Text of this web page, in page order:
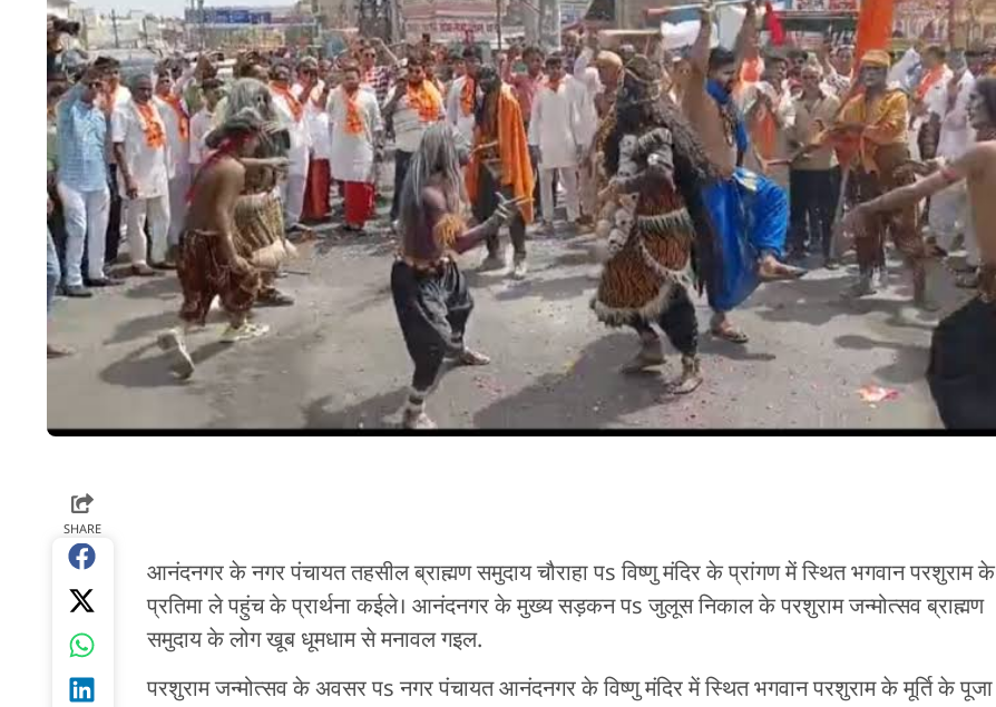
SHARE
आनंदनगर के नगर पंचायत तहसील ब्राह्मण समुदाय चौराहा पs विष्णु मंदिर के प्रांगण में स्थित भगवान परशुराम के
प्रतिमा ले पहुंच के प्रार्थना कईले। आनंदनगर के मुख्य सड़कन पs जुलूस निकाल के परशुराम जन्मोत्सव ब्राह्मण
समुदाय के लोग खूब धूमधाम से मनावल गइल.
परशुराम जन्मोत्सव के अवसर पs नगर पंचायत आनंदनगर के विष्णु मंदिर में स्थित भगवान परशुराम के मूर्ति के पूजा